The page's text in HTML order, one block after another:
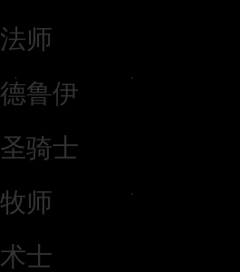
法师
德鲁伊
圣骑士
牧师
术士